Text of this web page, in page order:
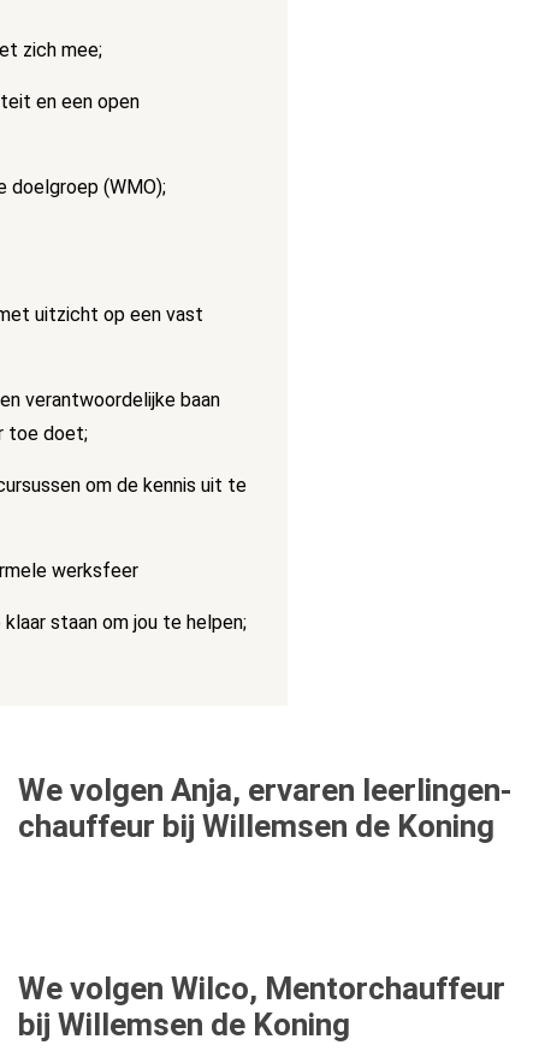
zich mee;
en een open
(WMO);
uitzicht op een vast
verantwoordelijke baan
toe doet;
om de kennis uit te
werksfeer
klaar staan om jou te helpen;
We volgen Anja, ervaren leerlingen-
chauffeur bij Willemsen de Koning
We volgen Wilco, Mentorchauffeur
bij Willemsen de Koning